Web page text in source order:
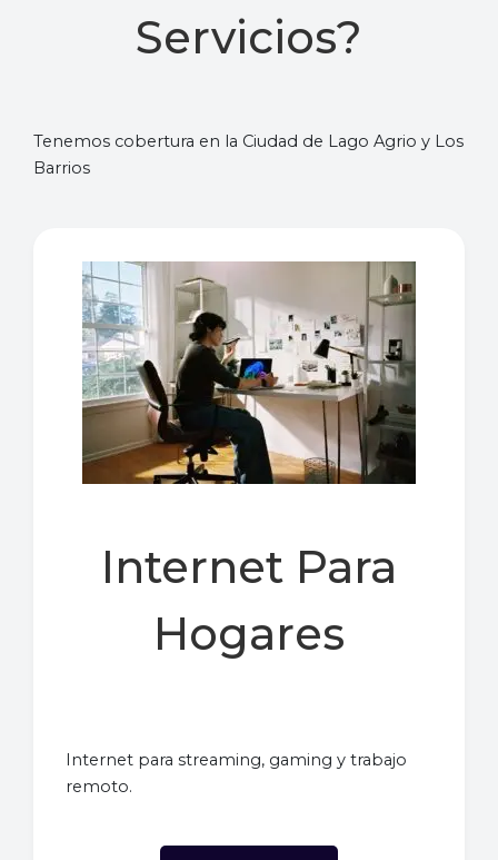
Servicios?
Tenemos cobertura en la Ciudad de Lago Agrio y Los
Barrios
Internet Para
Hogares
Internet para streaming, gaming y trabajo
remoto.